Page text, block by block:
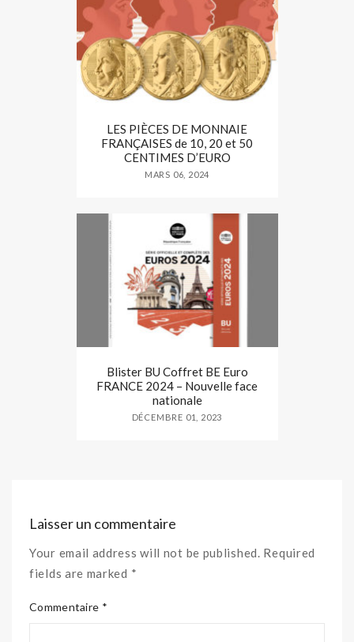
LES PIÈCES DE MONNAIE
FRANÇAISES de 10, 20 et 50
CENTIMES D’EURO
MARS 06, 2024
Blister BU Coffret BE Euro
FRANCE 2024 – Nouvelle face
nationale
DÉCEMBRE 01, 2023
Laisser un commentaire
Your email address will not be published. Required
fields are marked *
Commentaire *